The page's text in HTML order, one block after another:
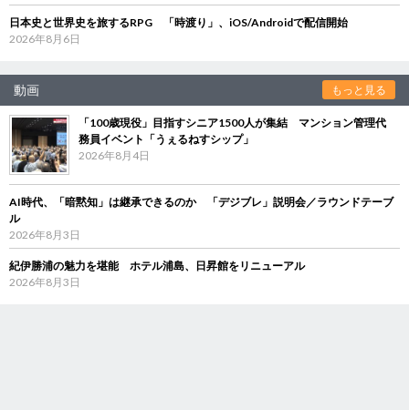
日本史と世界史を旅するRPG 「時渡り」、iOS/Androidで配信開始
2026年8月6日
動画 もっと見る
「100歳現役」目指すシニア1500人が集結 マンション管理代
務員イベント「うぇるねすシップ」
2026年8月4日
AI時代、「暗黙知」は継承できるのか 「デジブレ」説明会／ラウンドテーブ
ル
2026年8月3日
紀伊勝浦の魅力を堪能 ホテル浦島、日昇館をリニューアル
2026年8月3日